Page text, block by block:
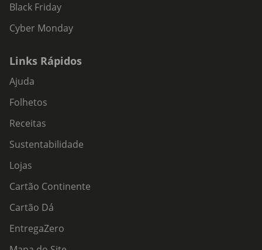
Black Friday
Cyber Monday
Links Rápidos
Ajuda
Folhetos
Receitas
Sustentabilidade
Lojas
Cartão Continente
Cartão Dá
EntregaZero